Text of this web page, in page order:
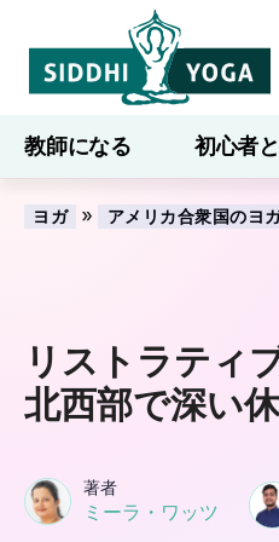
教師になる 初心者
ブログ 学ぶ
ヨガ » アメリカ合衆国のヨ
リストラティ
北西部で深い
著者
ミーラ・ワッツ